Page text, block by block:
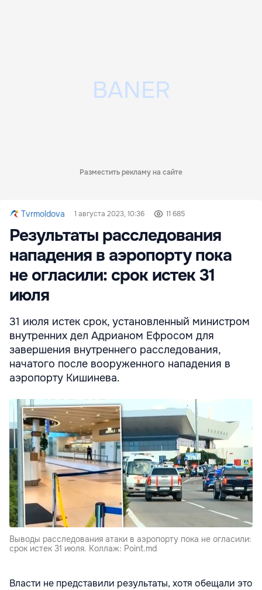
Разместить рекламу на сайте
Tvrmoldova 1 августа 2023, 10:36 11 685
Результаты расследования
нападения в аэропорту пока
не огласили: срок истек 31
июля
31 июля истек срок, установленный министром
внутренних дел Адрианом Ефросом для
завершения внутреннего расследования,
начатого после вооруженного нападения в
аэропорту Кишинева.
Выводы расследования атаки в аэропорту пока не огласили:
срок истек 31 июля. Коллаж: Point.md
Власти не представили результаты, хотя обещали это